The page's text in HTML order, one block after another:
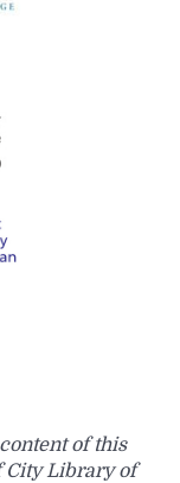
of this
City Library of